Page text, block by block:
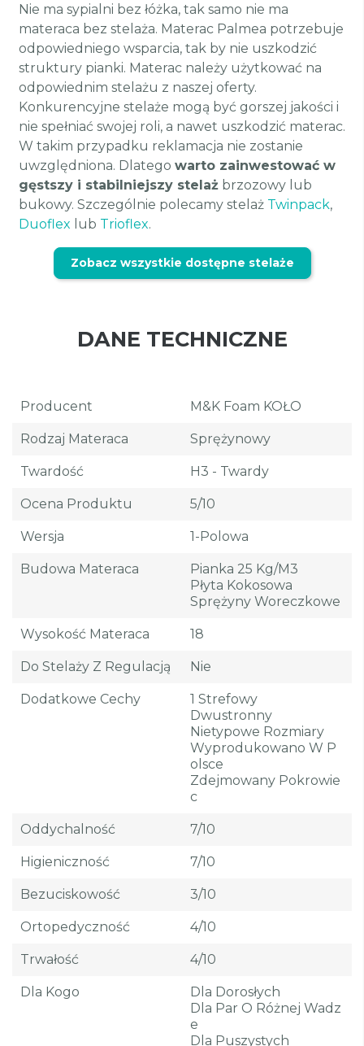
Nie ma sypialni bez łóżka, tak samo nie ma
materaca bez stelaża. Materac Palmea potrzebuje
odpowiedniego wsparcia, tak by nie uszkodzić
struktury pianki. Materac należy użytkować na
odpowiednim stelażu z naszej oferty.
Konkurencyjne stelaże mogą być gorszej jakości i
nie spełniać swojej roli, a nawet uszkodzić materac.
W takim przypadku reklamacja nie zostanie
uwzględniona. Dlatego warto zainwestować w
gęstszy i stabilniejszy stelaż brzozowy lub
bukowy. Szczególnie polecamy stelaż Twinpack,
Duoflex lub Trioflex.
Zobacz wszystkie dostępne stelaże
DANE TECHNICZNE
Producent M&K Foam KOŁO
Rodzaj Materaca Sprężynowy
Twardość H3 - Twardy
Ocena Produktu 5/10
Wersja 1-Polowa
Budowa Materaca
Pianka 25 Kg/m3
Płyta Kokosowa
Sprężyny Woreczkowe
Wysokość Materaca 18
Do Stelaży Z Regulacją Nie
Dodatkowe Cechy
1 Strefowy
Dwustronny
Nietypowe Rozmiary
Wyprodukowano W P
Olsce
Zdejmowany Pokrowie
C
Oddychalność 7/10
Higieniczność 7/10
Bezuciskowość 3/10
Ortopedyczność 4/10
Trwałość 4/10
Dla Kogo
Dla Dorosłych
Dla Par O Różnej Wadz
E
Dla Puszystych